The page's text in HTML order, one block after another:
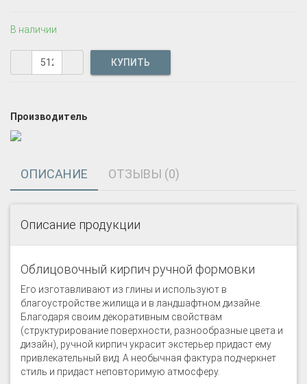
В наличии
Производитель
ОПИСАНИЕ ОТЗЫВЫ (0)
Описание продукции
Облицовочный кирпич ручной формовки
Его изготавливают из глины и используют в
благоустройстве жилища и в ландшафтном дизайне.
Благодаря своим декоративным свойствам
(структурирование поверхности, разнообразные цвета и
дизайн), ручной кирпич украсит экстерьер придаст ему
привлекательный вид. А необычная фактура подчеркнет
стиль и придаст неповторимую атмосферу.